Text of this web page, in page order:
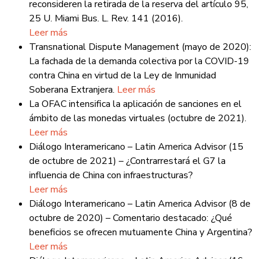
reconsideren la retirada de la reserva del artículo 95,
25 U. Miami Bus. L. Rev. 141 (2016).
Leer más
Transnational Dispute Management (mayo de 2020):
La fachada de la demanda colectiva por la COVID-19
contra China en virtud de la Ley de Inmunidad
Soberana Extranjera. Leer más
La OFAC intensifica la aplicación de sanciones en el
ámbito de las monedas virtuales (octubre de 2021).
Leer más
Diálogo Interamericano – Latin America Advisor (15
de octubre de 2021) – ¿Contrarrestará el G7 la
influencia de China con infraestructuras?
Leer más
Diálogo Interamericano – Latin America Advisor (8 de
octubre de 2020) – Comentario destacado: ¿Qué
beneficios se ofrecen mutuamente China y Argentina?
Leer más